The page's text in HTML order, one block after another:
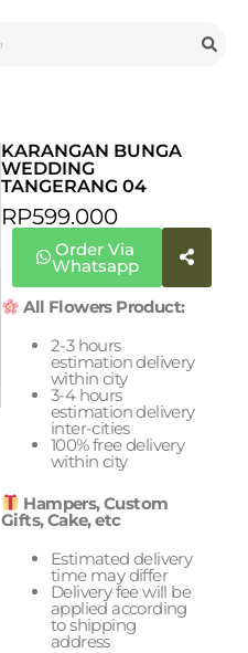
KARANGAN BUNGA
WEDDING
TANGERANG 04
RP599.000
Order Via
Whatsapp
All Flowers Product:
2-3 hours
estimation delivery
within city
3-4 hours
estimation delivery
inter-cities
100% free delivery
within city
Hampers, Custom
Gifts, Cake, etc
Estimated delivery
time may differ
Delivery fee will be
applied according
to shipping
address